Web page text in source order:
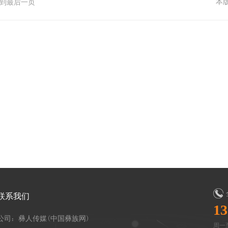
本
最后一页
系我们
司：彝人传媒(中国彝族网)
周一